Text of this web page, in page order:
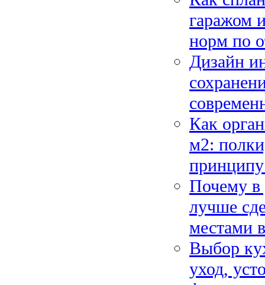
гаражом
норм по
Дизайн
Как
м2:
принципу
Почему в
лучше
местами
Выбор
уход,